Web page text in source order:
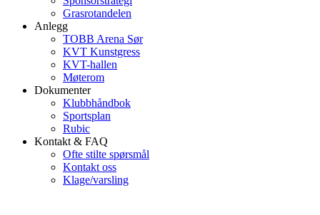
Grasrotandelen
Anlegg
TOBB Arena Sør
KVT Kunstgress
KVT-hallen
Møterom
Dokumenter
Klubbhåndbok
Sportsplan
Rubic
Kontakt & FAQ
Ofte stilte spørsmål
Kontakt oss
Klage/varsling